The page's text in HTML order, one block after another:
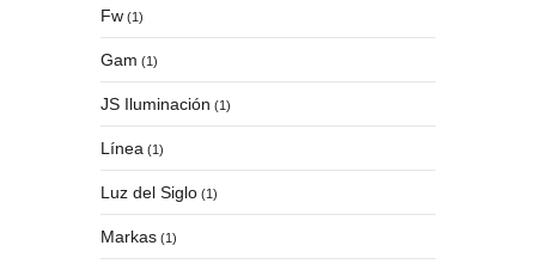
Fw (1)
Gam (1)
JS Iluminación (1)
Línea (1)
Luz del Siglo (1)
Markas (1)